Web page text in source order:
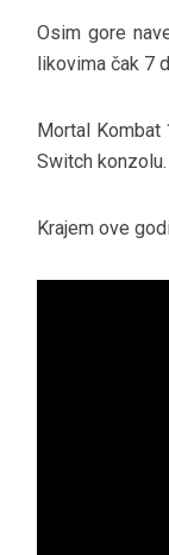
Osim gore
likovima čak 7
Mortal Kombat
Switch konzolu.
Krajem ove